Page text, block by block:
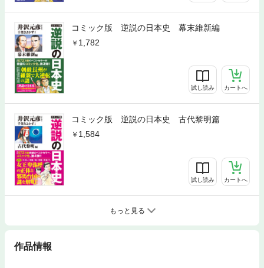
コミック版 逆説の日本史 幕末維新編
1,782
試し読み カートへ
コミック版 逆説の日本史 古代黎明篇
1,584
試し読み カートへ
もっと見る
作品情報